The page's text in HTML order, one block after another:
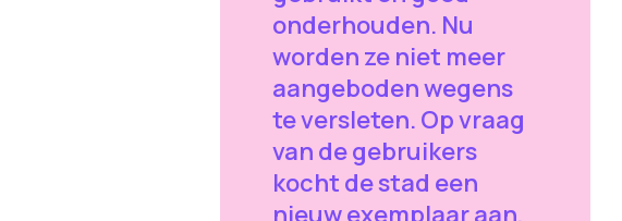
onderhouden. Nu
worden ze niet meer
aangeboden wegens
te versleten. Op vraag
van de gebruikers
kocht de stad een
nieuw exemplaar aan,